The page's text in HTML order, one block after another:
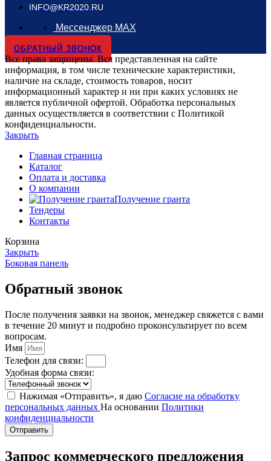
INFO@KR2020.RU
Мессенджер MAX
ОБРАТНЫЙ ЗВОНОК
Все права защищены. Вся представленная на сайте
информация, в том числе технические характеристики,
наличие на складе, стоимость товаров, носит
информационный характер и ни при каких условиях не
является публичной офертой. Обработка персональных
данных осуществляется в соответствии с Политикой
конфиденциальности.
Закрыть
Главная страница
Каталог
Оплата и доставка
О компании
Получение гранта
Тендеры
Контакты
Корзина
Закрыть
Боковая панель
Обратный звонок
После получения заявки на звонок, менеджер свяжется с вами
в течение 20 минут и подробно проконсультирует по всем
вопросам.
Имя
Телефон для связи:
Удобная форма связи:
Нажимая «Отправить», я даю Согласие на обработку
персональных данных На основании Политики
конфиденциальности
Отправить
Запрос коммерческого предложения